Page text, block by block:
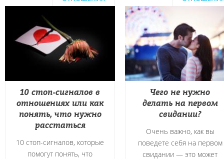
10 стоп-сигналов в
отношениях или как
понять, что нужно
расстаться
10 стоп-сигналов, которые
помогут понять, что
Чего не нужно
делать на первом
свидании?
Очень важно, как вы
поведете себя на первом
свидании — это может